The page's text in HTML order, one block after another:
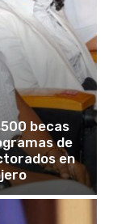
becas
de
en